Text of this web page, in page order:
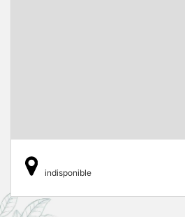
indisponible